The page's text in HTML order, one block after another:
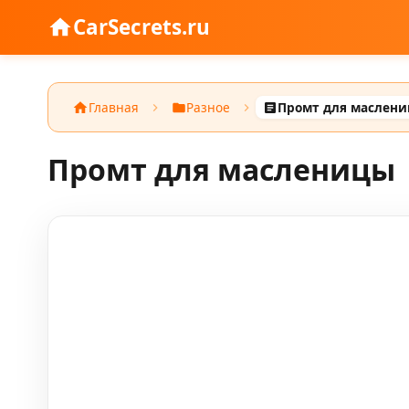
CarSecrets.ru
Главная Разное Промт для
Промт для масленицы